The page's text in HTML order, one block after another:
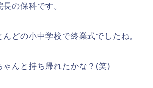
の保科です。
どの小中学校で終業式でしたね。
ゃんと持ち帰れたかな？(笑)